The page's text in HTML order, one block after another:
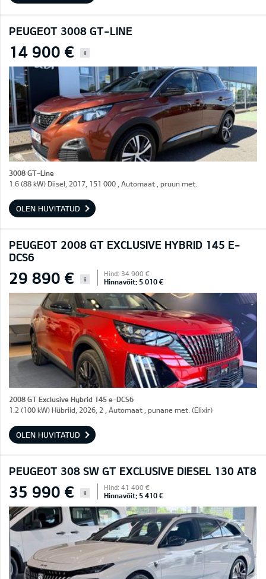
PEUGEOT 3008 GT-LINE
14 900 € i
3008 GT-Line
1.6 (88 kW) Diisel, 2017, 151 000 , Automaat , pruun met.
OLEN HUVITATUD
PEUGEOT 2008 GT EXCLUSIVE HYBRID 145 E-
DCS6
29 890 € i
Hind: 34 900 €
Hinnavõit: 5 010 €
2008 GT Exclusive Hybrid 145 e-DCS6
1.2 (100 kW) Hübriid, 2026, 2 , Automaat , punane met. (Elixir)
OLEN HUVITATUD
PEUGEOT 308 SW GT EXCLUSIVE DIESEL 130 AT8
35 990 € i
Hind: 41 400 €
Hinnavõit: 5 410 €